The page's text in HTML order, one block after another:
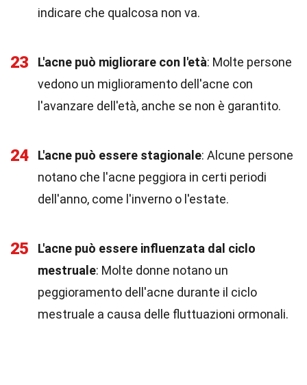
indicare che qualcosa non va.
23 L'acne può migliorare con l'età: Molte persone
vedono un miglioramento dell'acne con
l'avanzare dell'età, anche se non è garantito.
24 L'acne può essere stagionale: Alcune persone
notano che l'acne peggiora in certi periodi
dell'anno, come l'inverno o l'estate.
25
L'acne può essere influenzata dal ciclo
mestruale: Molte donne notano un
peggioramento dell'acne durante il ciclo
mestruale a causa delle fluttuazioni ormonali.